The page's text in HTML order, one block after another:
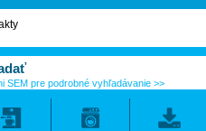
SEM pre podrobné vyhľadávanie >>